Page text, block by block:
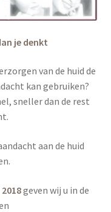
je denkt
van de huid de
kan gebruiken?
sneller dan de rest
aan de huid
geven wij u in de